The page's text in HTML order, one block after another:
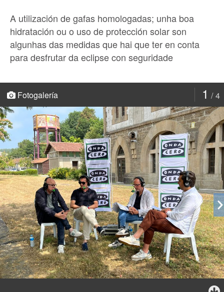
A utilización de gafas homologadas; unha boa
hidratación ou o uso de protección solar son
algunhas das medidas que hai que ter en conta
para desfrutar da eclipse con seguridade
1 4
Fotogalería